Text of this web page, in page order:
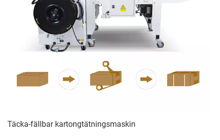
Täcka-fällbar kartongtätningsmaskin